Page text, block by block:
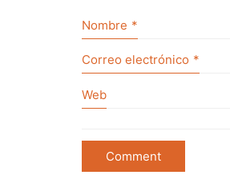
Nombre *
Correo electrónico *
Web